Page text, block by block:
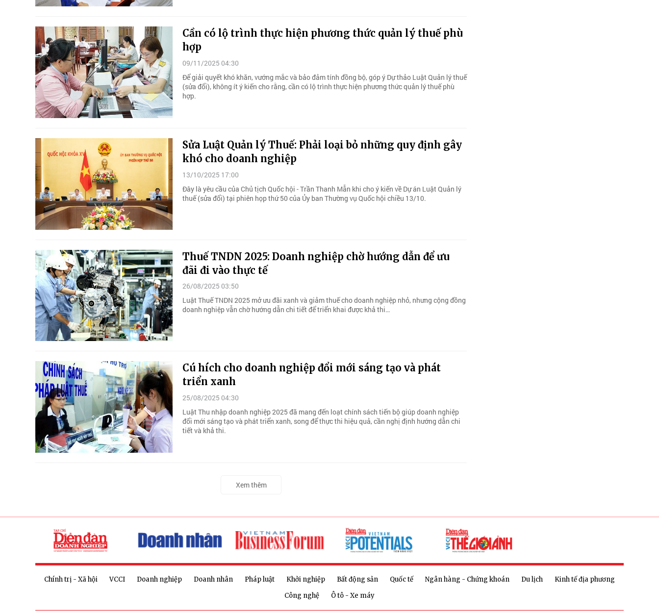
Cần có lộ trình thực hiện phương thức quản lý thuế phù
hợp
09/11/2025 04:30
Để giải quyết khó khăn, vướng mắc và bảo đảm tính đồng bộ, góp ý Dự thảo Luật Quản lý thuế
(sửa đổi), không ít ý kiến cho rằng, cần có lộ trình thực hiện phương thức quản lý thuế phù
hợp.
Sửa Luật Quản lý Thuế: Phải loại bỏ những quy định gây
khó cho doanh nghiệp
13/10/2025 17:00
Đây là yêu cầu của Chủ tịch Quốc hội - Trần Thanh Mẫn khi cho ý kiến về Dự án Luật Quản lý
thuế (sửa đổi) tại phiên họp thứ 50 của Ủy ban Thường vụ Quốc hội chiều 13/10.
Thuế TNDN 2025: Doanh nghiệp chờ hướng dẫn để ưu
đãi đi vào thực tế
26/08/2025 03:50
Luật Thuế TNDN 2025 mở ưu đãi xanh và giảm thuế cho doanh nghiệp nhỏ, nhưng cộng đồng
doanh nghiệp vẫn chờ hướng dẫn chi tiết để triển khai được khả thi…
Cú hích cho doanh nghiệp đổi mới sáng tạo và phát
triển xanh
25/08/2025 04:30
Luật Thu nhập doanh nghiệp 2025 đã mang đến loạt chính sách tiến bộ giúp doanh nghiệp
đổi mới sáng tạo và phát triển xanh, song để thực thi hiệu quả, cần nghị định hướng dẫn chi
tiết và khả thi.
Xem thêm
Chính trị - Xã hội VCCI Doanh nghiệp Doanh nhân Pháp luật Khởi nghiệp Bất động sản Quốc tế Ngân hàng - Chứng khoán Du lịch
Kinh tế địa phương
Công nghệ
Ô tô - Xe máy